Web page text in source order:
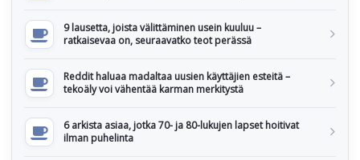
9 lausetta, joista välittäminen usein kuuluu –
ratkaisevaa on, seuraavatko teot perässä
Reddit haluaa madaltaa uusien käyttäjien esteitä –
tekoäly voi vähentää karman merkitystä
6 arkista asiaa, jotka 70- ja 80-lukujen lapset hoitivat
ilman puhelinta